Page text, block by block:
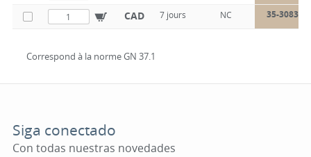
CAD 7 jours NC 35-3083-
Correspond à la norme GN 37.1
Siga conectado
Con todas nuestras novedades